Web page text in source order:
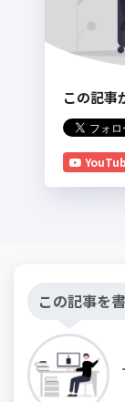
この記事
この記事を